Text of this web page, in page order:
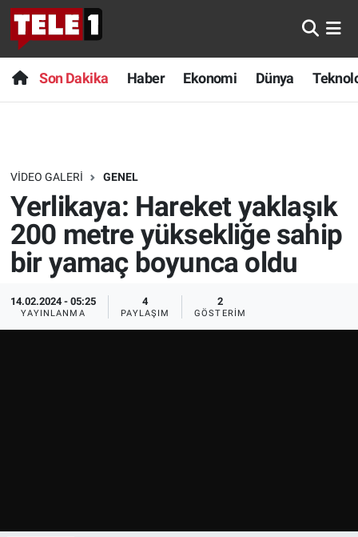
Son Dakika Haber Ekonomi Dünya
VIDEO GALERI GENEL
Yerlikaya: Hareket yaklaşık
200 metre yüksekliğe sahip
bir yamaç boyunca oldu
14.02.2024 - 05:25
YAYINLANMA
4
PAYLAŞIM
2
GÖSTERIM
Anında Manşet
Başka Sohbetler
Bilim turu
Bilim ve Teknoloji Evreni
Doğa Konuşuyor
Dünya
Son Dakika
Haber
Dünya
Teknoloji
Sağlık
Spor
Nöbetçi Eczaneler
Hava Durumu
Trafik Durumu
Süper Lig Puan Durumu ve Fikstür
Tüm Manşetler
Son Dakika Haberleri